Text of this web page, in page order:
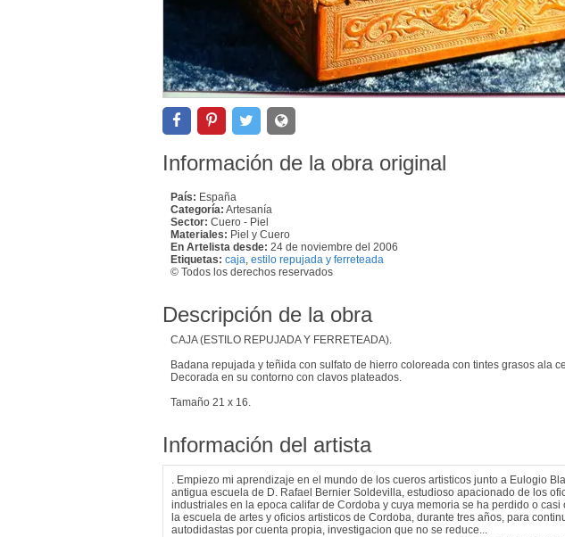
Información de la obra original
País: España
Categoría: Artesanía
Sector: Cuero - Piel
Materiales: Piel y Cuero
En Artelista desde: 24 de noviembre del 2006
Etiquetas: caja estilo repujada y ferreteada
© Todos los derechos reservados
Descripción de la obra
CAJA (ESTILO REPUJADA Y FERRETEADA).
Badana repujada y teñida con sulfato de hierro coloreada con tintes grasos ala
Decorada en su contorno con clavos plateados.
Tamaño 21 x 16.
Información del artista
. Empiezo mi aprendizaje en el mundo de los cueros artisticos junto a Eulogio
antigua escuela de D. Rafael Bernier Soldevilla, estudioso apacionado de los
industriales en la epoca califar de Cordoba y cuya memoria se ha perdido o
la escuela de artes y oficios artisticos de Cordoba, durante tres años, para
autodidastas por cuenta propia, investigacion que no se reduce...